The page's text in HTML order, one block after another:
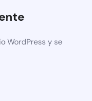
WordPress y se